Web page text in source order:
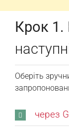
Крок 1.
Оберіть
через